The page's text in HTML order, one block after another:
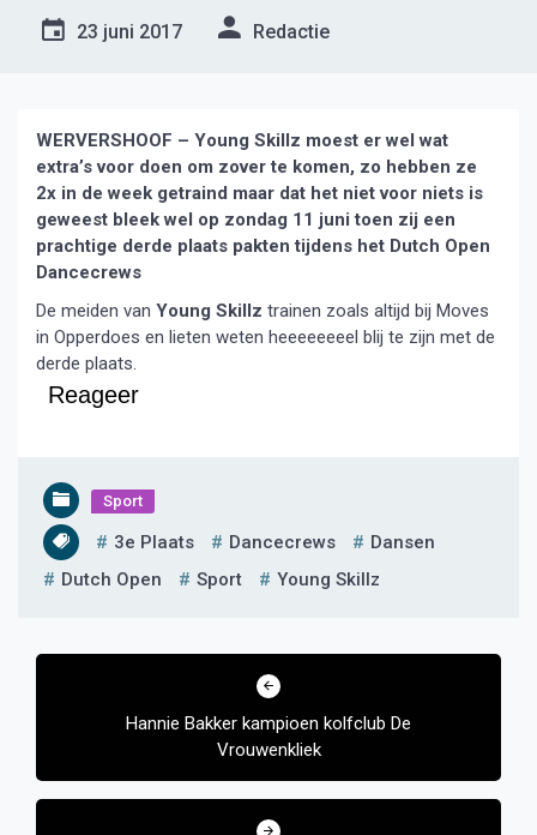
23 juni 2017 Redactie
WERVERSHOOF – Young Skillz moest er wel wat
extra’s voor doen om zover te komen, zo hebben ze
2x in de week getraind maar dat het niet voor niets is
geweest bleek wel op zondag 11 juni toen zij een
prachtige derde plaats pakten tijdens het Dutch Open
Dancecrews
De meiden van Young Skillz trainen zoals altijd bij Moves
in Opperdoes en lieten weten heeeeeeeel blij te zijn met de
derde plaats.
Reageer
Sport
3e Plaats Dancecrews
Dansen
Dutch Open
Sport Young Skillz
Bericht
Hannie Bakker kampioen kolfclub De
Vrouwenkliek